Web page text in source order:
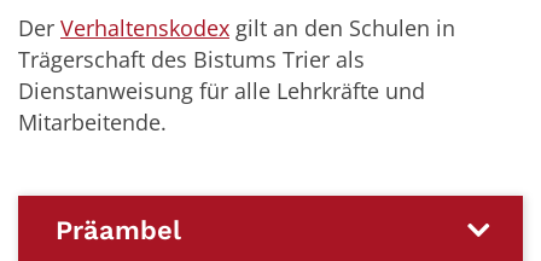
Der Verhaltenskodex gilt an den Schulen in
Trägerschaft des Bistums Trier als
Dienstanweisung für alle Lehrkräfte und
Mitarbeitende.
Präambel